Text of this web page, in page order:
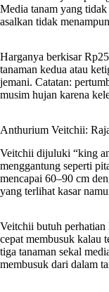
Media tanam yang
asalkan tidak
Harganya berkisar
tanaman kedua atau
jemani. Catatan:
musim hujan karena
Anthurium Veitchii:
Veitchii dijuluki “king
menggantung seperti
mencapai 60–90 cm
yang terlihat kasar
Veitchii butuh perhatian
cepat membusuk kalau
tiga tanaman sekal
membusuk dari dalam